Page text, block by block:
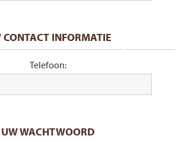
CONTACT INFORMATIE
Telefoon:
UW WACHTWOORD